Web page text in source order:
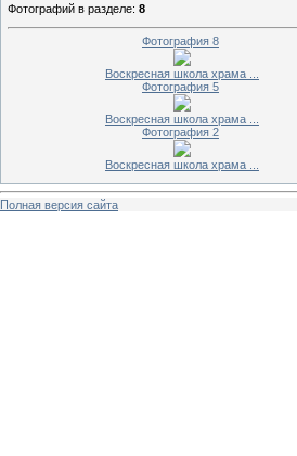
Фотографий в разделе: 8
Фотография 8
Воскресная школа храма ...
Фотография 5
Воскресная школа храма ...
Фотография 2
Воскресная школа храма ...
Полная версия сайта